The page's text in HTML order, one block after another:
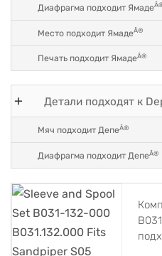
Диафрагма подходит Ямаде
Место подходит ЯмадеÂ®
Печать подходит ЯмадеÂ®
Детали подходят к
Мяч подходит ДепеÂ®
Диафрагма подходит ДепеÂ®